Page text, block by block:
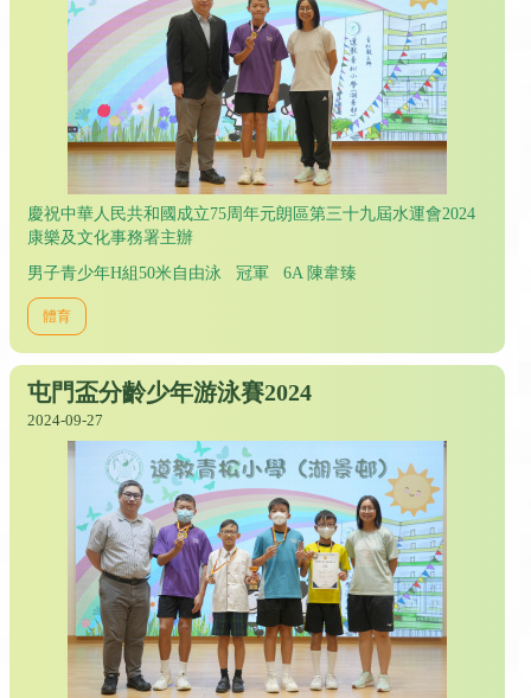
慶祝中華人民共和國成立75周年元朗區第三十九屆水運會2024
康樂及文化事務署主辦
男子青少年H組50米自由泳 冠軍 6A 陳韋臻
體育
屯門盃分齡少年游泳賽2024
2024-09-27